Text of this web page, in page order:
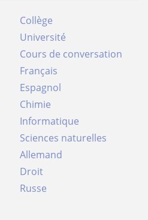
Collège
Université
Cours de conversation
Français
Espagnol
Chimie
Informatique
Sciences naturelles
Allemand
Droit
Russe